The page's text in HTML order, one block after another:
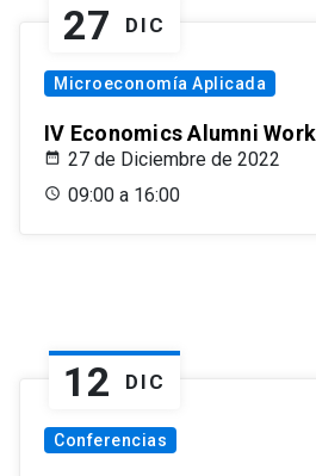
27 DIC
Microeconomía Aplicada
IV Economics Alumni
27 de Diciembre de 2022
09:00 a 16:00
12 DIC
Conferencias